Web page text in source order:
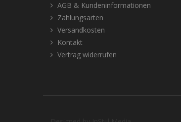
AGB & Kundeninformationen
Zahlungsarten
Versandkosten
Kontakt
Vertrag widerrufen